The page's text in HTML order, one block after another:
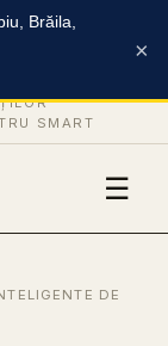
Brăila,
×
SMART
☰
DE